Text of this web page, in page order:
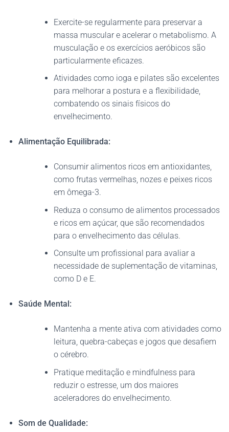
Exercite-se regularmente para preservar a
massa muscular e acelerar o metabolismo. A
musculação e os exercícios aeróbicos são
particularmente eficazes.
Atividades como ioga e pilates são excelentes
para melhorar a postura e a flexibilidade,
combatendo os sinais físicos do
envelhecimento.
Alimentação Equilibrada:
Consumir alimentos ricos em antioxidantes,
como frutas vermelhas, nozes e peixes ricos
em ômega-3.
Reduza o consumo de alimentos processados
​​e ricos em açúcar, que são recomendados
para o envelhecimento das células.
Consulte um profissional para avaliar a
necessidade de suplementação de vitaminas,
como D e E.
Saúde Mental:
Mantenha a mente ativa com atividades como
leitura, quebra-cabeças e jogos que desafiem
o cérebro.
Pratique meditação e mindfulness para
reduzir o estresse, um dos maiores
aceleradores do envelhecimento.
Som de Qualidade: